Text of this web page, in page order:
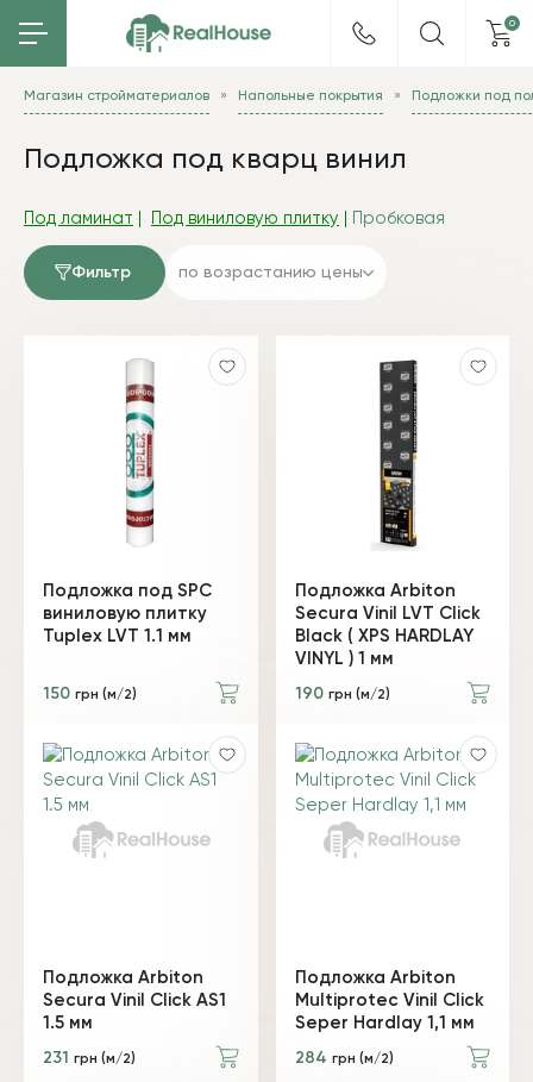
0
Магазин стройматериалов Напольные покрытия Подложки под
Подложка под кварц винил
Под ламинат Под виниловую плитку Пробковая
Фильтр по возрастанию цены
Подложка под SPC
виниловую плитку
Tuplex LVT 1.1 мм
150 грн (м/2)
Подложка Arbiton
Secura Vinil LVT Click
Black ( XPS HARDLAY
VINYL ) 1 мм
190 грн (м/2)
Подложка Arbiton
Secura Vinil Click AS1
1.5 мм
231 грн (м/2)
Подложка Arbiton
Multiprotec Vinil Click
Seper Hardlay 1,1 мм
284 грн (м/2)